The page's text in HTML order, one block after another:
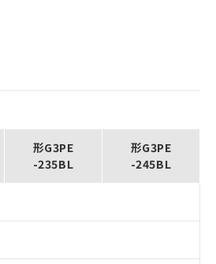
形G3PE
-235BL
形G3PE
-245BL